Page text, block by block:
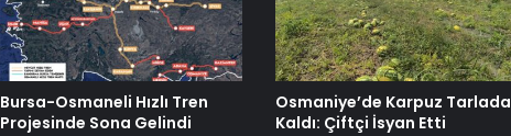
Bursa-Osmaneli Hızlı Tren
Projesinde Sona Gelindi
Osmaniye’de Karpuz Tarlada
Kaldı: Çiftçi İsyan Etti